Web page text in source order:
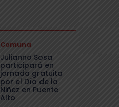
Comuna
Julianno Sosa
participará en
jornada gratuita
por el Día de la
Niñez en Puente
Alto